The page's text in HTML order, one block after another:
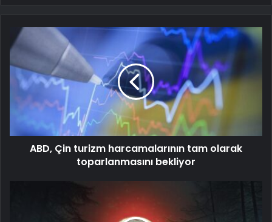
ABD, Çin turizm harcamalarının tam olarak
toparlanmasını bekliyor